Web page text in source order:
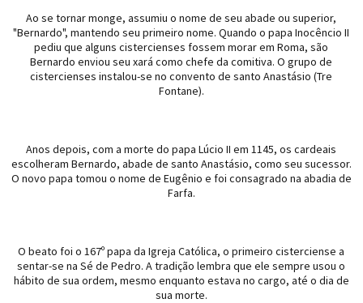
Ao se tornar monge, assumiu o nome de seu abade ou superior,
"Bernardo", mantendo seu primeiro nome. Quando o papa Inocêncio II
pediu que alguns cistercienses fossem morar em Roma, são
Bernardo enviou seu xará como chefe da comitiva. O grupo de
cistercienses instalou-se no convento de santo Anastásio (Tre
Fontane).
Anos depois, com a morte do papa Lúcio II em 1145, os cardeais
escolheram Bernardo, abade de santo Anastásio, como seu sucessor.
O novo papa tomou o nome de Eugênio e foi consagrado na abadia de
Farfa.
O beato foi o 167º papa da Igreja Católica, o primeiro cisterciense a
sentar-se na Sé de Pedro. A tradição lembra que ele sempre usou o
hábito de sua ordem, mesmo enquanto estava no cargo, até o dia de
sua morte.